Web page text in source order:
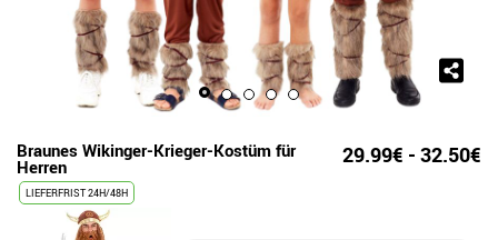
Braunes Wikinger-Krieger-Kostüm für
Herren 29.99€ - 32.50€
LIEFERFRIST 24H/48H